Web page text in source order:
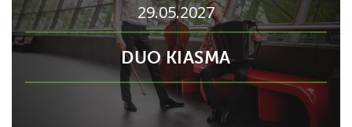
29.05.2027
DUO KIASMA